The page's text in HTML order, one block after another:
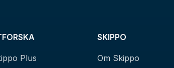
Plus
SKIPPO
Om Skippo